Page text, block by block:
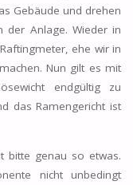
Gebäude und drehen
der Anlage. Wieder in
ehe wir in
Nun gilt es mit
endgültig zu
das Ramengericht ist
bitte genau so etwas.
nicht unbedingt